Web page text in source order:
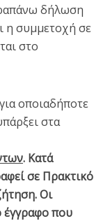
δήλωση
η συμμετοχή σε
στο
οποιαδήποτε
στα
. Κατά
σε Πρακτικό
Οι
έγγραφο που